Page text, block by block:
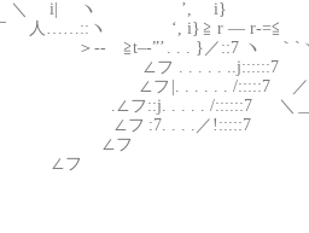
_,. - ”” ／ / ﾍ
ヽ ‘, i} ≧ r — r‐=≦ .／
. . }／::7 ヽ ｀`ヽyく
. ..j::::::7 V ,.ｲ ｀iヽ
／ヽｲ /L__ィ
/::::::7 ＼＿_/ .| .|
. . .／!:::::7 |
フ
∠フ